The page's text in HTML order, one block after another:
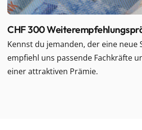
CHF 300
Kennst du jemanden, der eine neue
empfiehl uns passende Fachkräfte
einer attraktiven Prämie.